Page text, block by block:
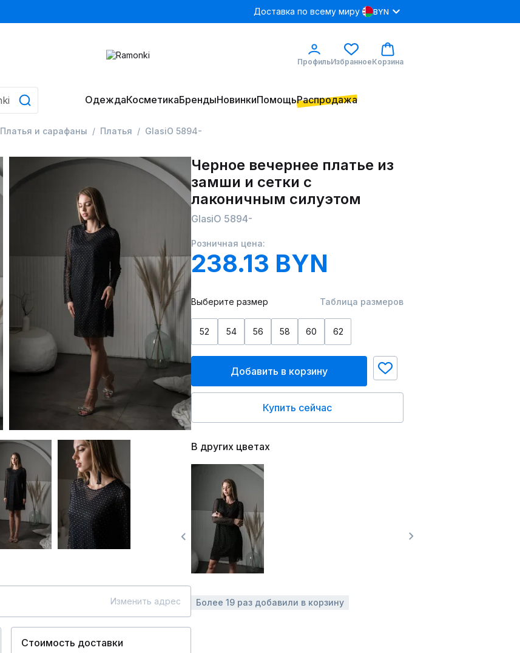
Доставка по всему миру BYN
ПрофильИзбранноеКорзина
ОдеждаКосметикаБрендыНовинкиПомощьРаспродажа
Платья и сарафаны Платья GlasiO 5894-
Изменить адрес
Стоимость доставки
Черное вечернее платье из
замши и сетки с
лаконичным силуэтом
GlasiO 5894-
Розничная цена:
238.13 BYN
Выберите размер Таблица размеров
52 54 56 58 60 62
Добавить в корзину
Купить сейчас
В других цветах
Более 19 раз добавили в корзину